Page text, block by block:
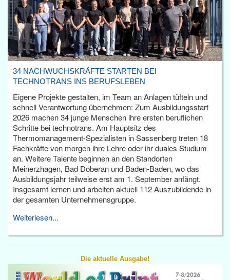
34 NACHWUCHSKRÄFTE STARTEN BEI
TECHNOTRANS INS BERUFSLEBEN
Eigene Projekte gestalten, im Team an Anlagen tüfteln und
schnell Verantwortung übernehmen: Zum Ausbildungsstart
2026 machen 34 junge Menschen ihre ersten beruflichen
Schritte bei technotrans. Am Hauptsitz des
Thermomanagement-Spezialisten in Sassenberg treten 18
Fachkräfte von morgen ihre Lehre oder ihr duales Studium
an. Weitere Talente beginnen an den Standorten
Meinerzhagen, Bad Doberan und Baden-Baden, wo das
Ausbildungsjahr teilweise erst am 1. September anfängt.
Insgesamt lernen und arbeiten aktuell 112 Auszubildende in
der gesamten Unternehmensgruppe.
Weiterlesen...
Die aktuelle Ausgabe!